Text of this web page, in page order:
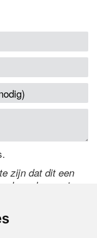
zijn dat dit een
code over in